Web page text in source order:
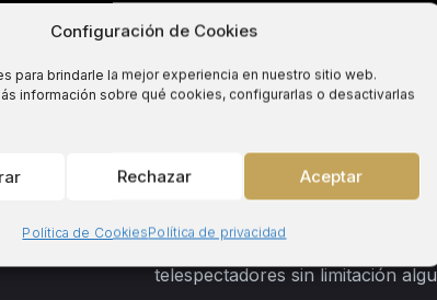
Configuración de Cookies
para brindarle la mejor experiencia en nuestro sitio web.
información sobre qué cookies, configurarlas o desactivarlas
Aceptar
Rechazar
Política de CookiesPolítica de privacidad
y juvenil
De
El programa infantil y juvenil de
recomienda nuestro Erika y la
telespectadores sin limitación